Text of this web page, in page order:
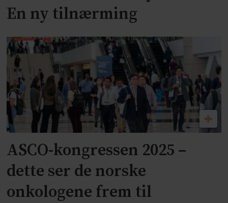
En ny tilnærming
ASCO-kongressen 2025 –
dette ser de norske
onkologene frem til